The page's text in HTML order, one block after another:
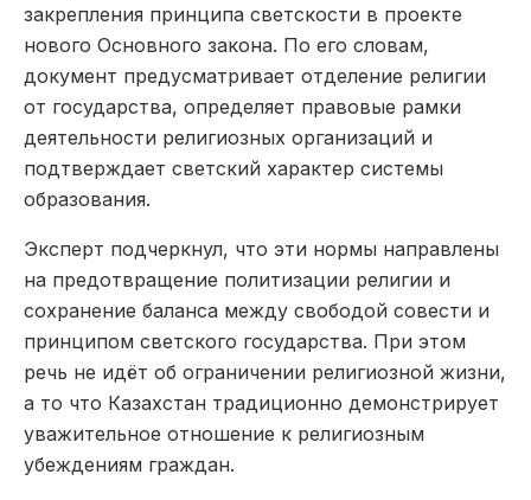
закрепления принципа светскости в проекте
нового Основного закона. По его словам,
документ предусматривает отделение религии
от государства, определяет правовые рамки
деятельности религиозных организаций и
подтверждает светский характер системы
образования.
Эксперт подчеркнул, что эти нормы направлены
на предотвращение политизации религии и
сохранение баланса между свободой совести и
принципом светского государства. При этом
речь не идёт об ограничении религиозной жизни,
а то что Казахстан традиционно демонстрирует
уважительное отношение к религиозным
убеждениям граждан.